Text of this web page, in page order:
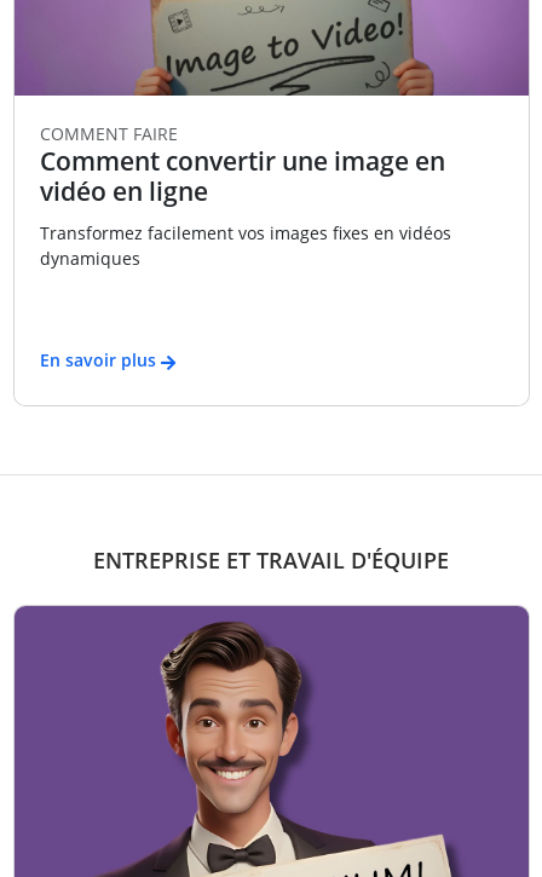
COMMENT FAIRE
Comment convertir une image en
vidéo en ligne
Transformez facilement vos images fixes en vidéos
dynamiques
En savoir plus
ENTREPRISE ET TRAVAIL D'ÉQUIPE